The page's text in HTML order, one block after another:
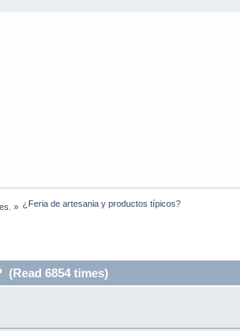
» ¿Feria de artesania y productos típicos?
6854 times)